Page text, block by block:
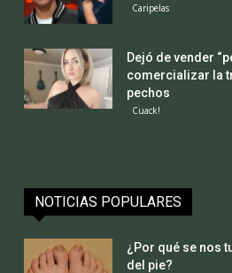
Caripelas
Dejó de vender
comercializar la
pechos
Cuack!
NOTICIAS POPULARES
¿Por qué se nos
del pie?